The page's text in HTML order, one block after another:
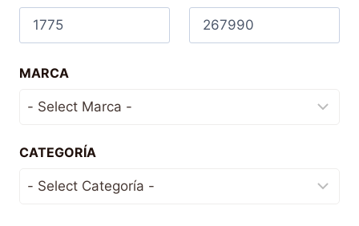
MARCA
CATEGORÍA